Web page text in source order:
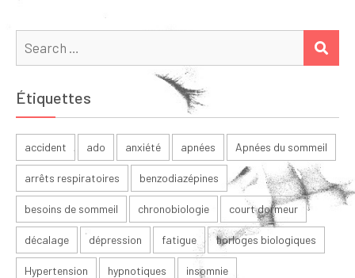
Search
for:
Étiquettes
accident ado anxiété apnées Apnées du sommeil
arrêts respiratoires benzodiazépines
besoins de sommeil chronobiologie court dormeur
décalage dépression fatigue horloges biologiques
Hypertension hypnotiques insomnie